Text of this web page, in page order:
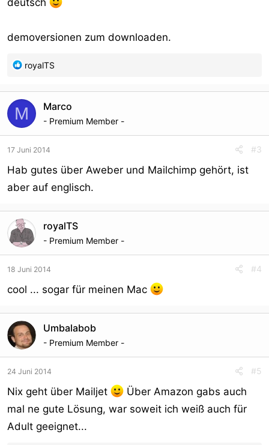
deutsch
demoversionen zum downloaden.
R
a
c
t
i
n
s
royalTS
M Marco
- Premium Member -
17 Juni 2014 #3
Hab gutes über Aweber und Mailchimp gehört, ist
aber auf englisch.
royalTS
- Premium Member -
18 Juni 2014 #4
cool ... sogar für meinen Mac
Umbalabob
- Premium Member -
24 Juni 2014 #5
Nix geht über Mailjet
Über Amazon gabs auch
mal ne gute Lösung, war soweit ich weiß auch für
Adult geeignet...